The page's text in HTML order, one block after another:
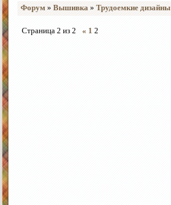
Форум » Вышивка » Трудоемкие дизайны
Страница 2 из 2 « 1 2